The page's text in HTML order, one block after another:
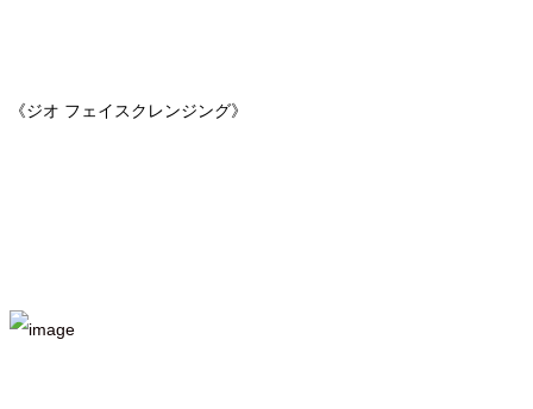
《ジオ フェイスクレンジング》